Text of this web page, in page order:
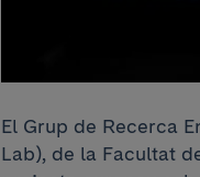
El Grup de Recerca
Lab), de la Facultat